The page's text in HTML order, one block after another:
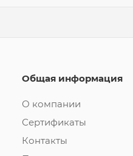
Общая информация
О компании
Сертификаты
Контакты